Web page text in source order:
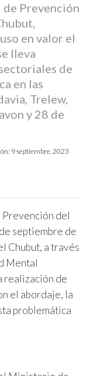
Prevención
en valor el
lleva
de
en las
Trelew,
y 28 de
9 septiembre, 2023
Prevención del
septiembre de
Chubut, a través
Mental
realización de
el abordaje, la
problemática